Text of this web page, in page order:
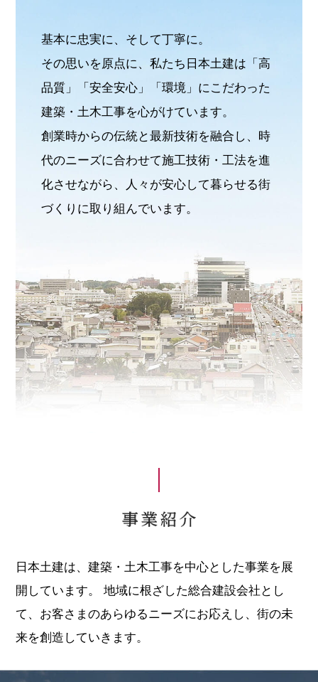
基本に忠実に、そして丁寧に。
その思いを原点に、私たち日本土建は「高
品質」「安全安心」「環境」にこだわった
建築・土木工事を心がけています。
創業時からの伝統と最新技術を融合し、時
代のニーズに合わせて施工技術・工法を進
化させながら、
人々が安心して暮らせる街
づくりに取り組んでいます。
日本土建は、建築・土木工事を中心とした事業を展
開しています。
地域に根ざした総合建設会社とし
て、お客さまのあらゆるニーズにお応えし、街の未
来を創造していきます。